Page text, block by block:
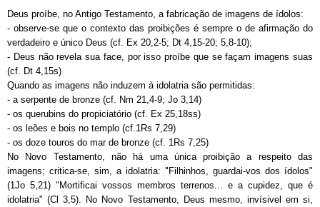
Deus proíbe, no Antigo Testamento, a fabricação de imagens de ídolos:
- observe-se que o contexto das proibições é sempre o de afirmação do
verdadeiro e único Deus (cf. Ex 20,2-5; Dt 4,15-20; 5,8-10);
- Deus não revela sua face, por isso proíbe que se façam imagens suas
(cf. Dt 4,15s)
Quando as imagens não induzem à idolatria são permitidas:
- a serpente de bronze (cf. Nm 21,4-9; Jo 3,14)
- os querubins do propiciatório (cf. Ex 25,18ss)
- os leões e bois no templo (cf.1Rs 7,29)
- os doze touros do mar de bronze (cf. 1Rs 7,25)
No Novo Testamento, não há uma única proibição a respeito das
imagens; critica-se, sim, a idolatria: "Filhinhos, guardai-vos dos ídolos"
(1Jo 5,21) "Mortificai vossos membros terrenos... e a cupidez, que é
idolatria" (Cl 3,5). No Novo Testamento, Deus mesmo, invísivel em si,